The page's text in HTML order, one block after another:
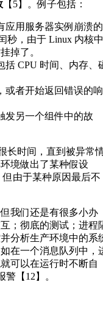
【5】。例子包括：
应用服务器实例崩溃的
秒，由于 Linux 内核中
掉了。
括 CPU 时间、内存、
或者开始返回错误的响
发另一个组件中的故
长时间，直到被异常
境做出了某种假设
由于某种原因最后不
我们还是有很多小办
；彻底的测试；进程
分析生产环境中的系
在一个消息队列中，
可以在运行时不断自
警【12】。